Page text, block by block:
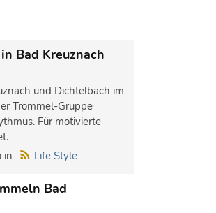
Bad Kreuznach
und Dichtelbach im
Trommel-Gruppe
Für motivierte
in
Life Style
Bad